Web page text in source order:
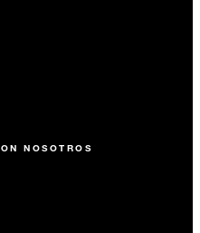
NOSOTROS